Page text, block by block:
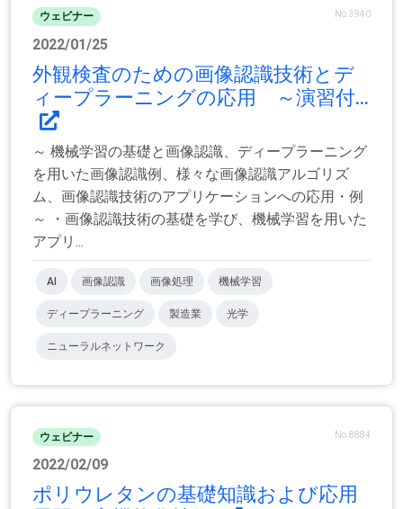
ウェビナー No.3940
2022/01/25
外観検査のための画像認識技術とデ
ィープラーニングの応用 ～演習付...
～ 機械学習の基礎と画像認識、ディープラーニング
を用いた画像認識例、様々な画像認識アルゴリズ
ム、画像認識技術のアプリケーションへの応用・例
～ ・画像認識技術の基礎を学び、機械学習を用いた
アプリ...
AI 画像認識 画像処理 機械学習
ディープラーニング 製造業 光学
ニューラルネットワーク
ウェビナー No.8884
2022/02/09
ポリウレタンの基礎知識および応用